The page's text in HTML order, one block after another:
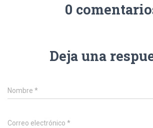
0
Deja una
Nombre *
Correo electrónico *